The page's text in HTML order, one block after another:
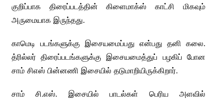
குறிப்பாக திரைப்படத்தின் கிளைமாக்ஸ் காட்சி மிகவும்
அருமையாக இருந்தது.
காமெடி படங்களுக்கு இசையமைப்பது என்பது தனி கலை.
த்ரில்லர் திரைப்படங்களுக்கு இசையமைத்துப் பழகிப் போன
சாம் சிஎஸ் பின்னணி இசையில் தடுமாறியிருக்கிறார்.
சாம் சி.எஸ். இசையில் பாடல்கள் பெரிய அளவில்